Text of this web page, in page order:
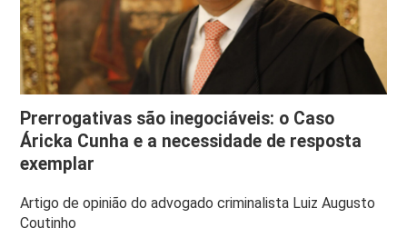
Prerrogativas são inegociáveis: o Caso
Áricka Cunha e a necessidade de resposta
exemplar
Artigo de opinião do advogado criminalista Luiz Augusto
Coutinho